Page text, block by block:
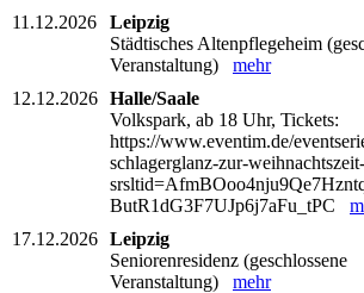
11.12.2026
Leipzig
Städtisches Altenpflegeheim
Veranstaltung) mehr
12.12.2026 Halle/Saale
Volkspark, ab 18 Uhr, Tickets:
https://www.eventim.de/
schlagerglanz-zur-
ButR1dG3F7UJp6j7aFu_tPC
17.12.2026 Leipzig
Seniorenresidenz (geschlossene
Veranstaltung) mehr